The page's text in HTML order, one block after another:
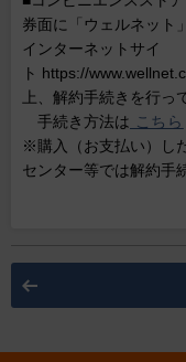
券面に「ウェルネット
インターネットサイ
ト https://
上、解約手続きを行っ
手続き方法は こちら
※購入（お支払い）し
センター等では解約手